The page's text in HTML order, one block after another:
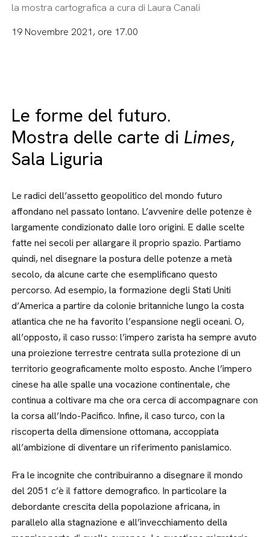
la mostra cartografica a cura di Laura Canali
19 Novembre 2021, ore 17.00
Le forme del futuro.
Mostra delle carte di Limes,
Sala Liguria
Le radici dell’assetto geopolitico del mondo futuro
affondano nel passato lontano. L’avvenire delle potenze è
largamente condizionato dalle loro origini. E dalle scelte
fatte nei secoli per allargare il proprio spazio. Partiamo
quindi, nel disegnare la postura delle potenze a metà
secolo, da alcune carte che esemplificano questo
percorso. Ad esempio, la formazione degli Stati Uniti
d’America a partire da colonie britanniche lungo la costa
atlantica che ne ha favorito l’espansione negli oceani. O,
all’opposto, il caso russo: l’impero zarista ha sempre avuto
una proiezione terrestre centrata sulla protezione di un
territorio geograficamente molto esposto. Anche l’impero
cinese ha alle spalle una vocazione continentale, che
continua a coltivare ma che ora cerca di accompagnare con
la corsa all’Indo-Pacifico. Infine, il caso turco, con la
riscoperta della dimensione ottomana, accoppiata
all’ambizione di diventare un riferimento panislamico.
Fra le incognite che contribuiranno a disegnare il mondo
del 2051 c’è il fattore demografico. In particolare la
debordante crescita della popolazione africana, in
parallelo alla stagnazione e all’invecchiamento della